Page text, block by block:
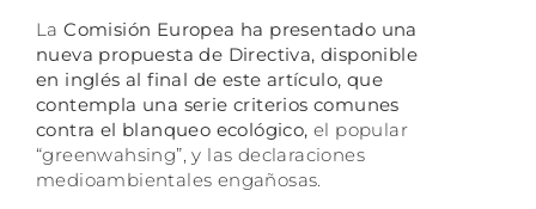
LaComisión Europea ha presentado una
nueva propuesta de Directiva, disponible
en inglés al final de este artículo, que
contempla una serie criterios comunes
contra el blanqueo ecológico, el popular
“greenwahsing”, y las declaraciones
medioambientales engañosas.